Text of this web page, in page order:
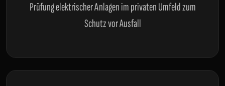
Prüfung elektrischer Anlagen im privaten Umfeld zum
Schutz vor Ausfall